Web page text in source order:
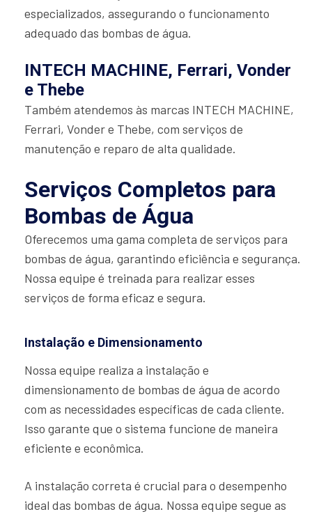
especializados, assegurando o funcionamento
adequado das bombas de água.
INTECH MACHINE, Ferrari, Vonder
e Thebe
Também atendemos às marcas INTECH MACHINE,
Ferrari, Vonder e Thebe, com serviços de
manutenção e reparo de alta qualidade.
Serviços Completos para
Bombas de Água
Oferecemos uma gama completa de serviços para
bombas de água, garantindo eficiência e segurança.
Nossa equipe é treinada para realizar esses
serviços de forma eficaz e segura.
Instalação e Dimensionamento
Nossa equipe realiza a instalação e
dimensionamento de bombas de água de acordo
com as necessidades específicas de cada cliente.
Isso garante que o sistema funcione de maneira
eficiente e econômica.
A instalação correta é crucial para o desempenho
ideal das bombas de água. Nossa equipe segue as